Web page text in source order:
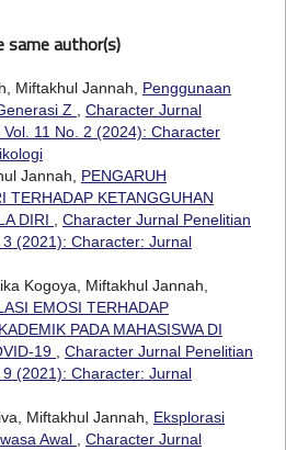
same author(s)
Miftakhul Jannah, Penggunaan
Z , Character Jurnal
11 No. 2 (2024): Character
Jannah, PENGARUH
TERHADAP KETANGGUHAN
DIRI , Character Jurnal Penelitian
3 (2021): Character: Jurnal
Kogoya, Miftakhul Jannah,
EMOSI TERHADAP
PADA MAHASISWA DI
19 , Character Jurnal Penelitian
9 (2021): Character: Jurnal
Miftakhul Jannah, Eksplorasi
Awal , Character Jurnal